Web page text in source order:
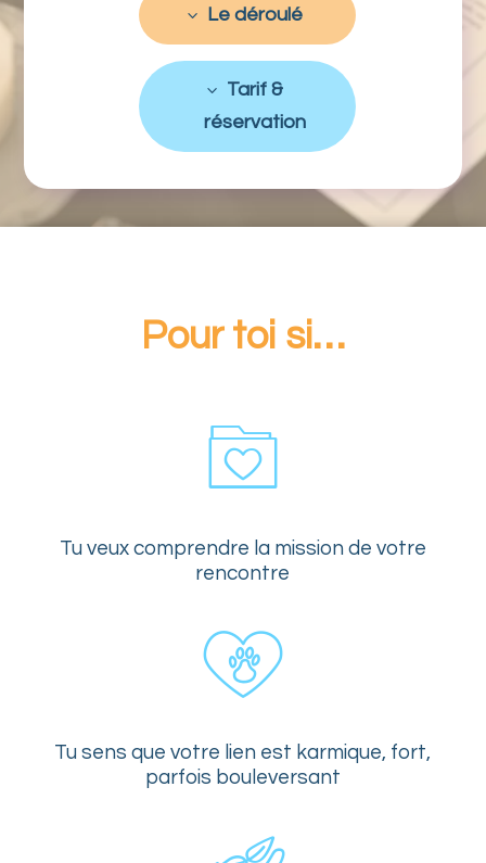
Le déroulé
Tarif &
réservation
Pour toi si…
Tu veux comprendre la mission de votre
rencontre
Tu sens que votre lien est karmique, fort,
parfois bouleversant